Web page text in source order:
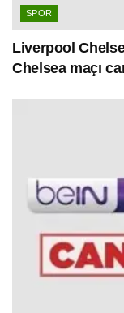
SPOR
Liverpool
Chelsea maçı